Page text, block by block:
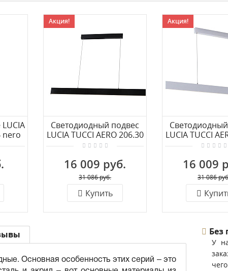
nero
Акция!
Светодиодный подвес
LUCIA TUCCI AERO 206.30
nero LED
16 009 руб.
31 086 руб.
Купить
Акция!
LUCIA TUCCI
bianco
16 009
31 086
Основная особенность этих серий – это
Без
У